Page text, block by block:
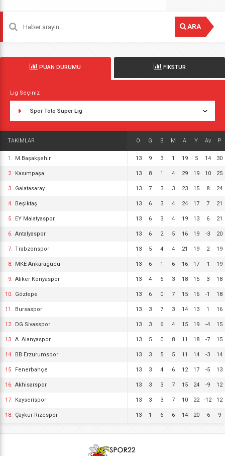
ARA
PUAN DURUMU FİKSTUR
Lig Seçiniz
Spor Toto Süper Lig
TAKIMLAR O G B M A Y Av P
1. M.Başakşehir 13 9 3 1 19 5 14 30
2. Kasımpaşa 13 8 1 4 29 19 10 25
3. Galatasaray 13 7 3 3 23 15 8 24
4. Beşiktaş 13 6 3 4 24 17 7 21
5. EY Malatyaspor 13 6 3 4 19 13 6 21
6. Antalyaspor 13 6 2 5 16 19 -3 20
7. Trabzonspor 13 5 4 4 21 19 2 19
8. MKE Ankaragücü 13 6 1 6 16 17 -1 19
9. Atiker Konyaspor 13 4 6 3 18 15 3 18
10. Göztepe 13 6 0 7 15 16 -1 18
11. Bursaspor 13 3 7 3 14 13 1 16
12. DG Sivasspor 13 3 6 4 15 19 -4 15
13. A. Alanyaspor 13 5 0 8 11 18 -7 15
14. BB Erzurumspor 13 3 5 5 11 14 -3 14
15. Fenerbahçe 13 3 4 6 12 17 -5 13
16. Akhisarspor 13 3 3 7 15 24 -9 12
17. Kayserispor 13 3 3 7 10 22 -12 12
18. Çaykur Rizespor 13 1 6 6 14 20 -6 9